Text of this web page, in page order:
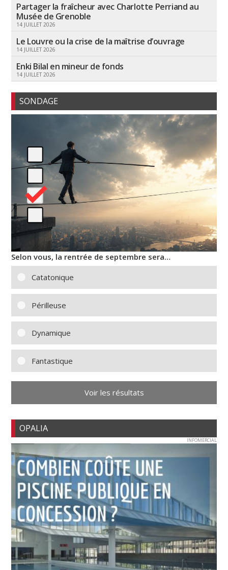
Partager la fraîcheur avec Charlotte Perriand au
Musée de Grenoble
14 JUILLET 2026
Le Louvre ou la crise de la maîtrise d’ouvrage
14 JUILLET 2026
Enki Bilal en mineur de fonds
14 JUILLET 2026
SONDAGE
Selon vous, la rentrée de septembre sera…
Catatonique
Périlleuse
Dynamique
Fantastique
Voir les résultats
OPALIA
INFOMERCIAL